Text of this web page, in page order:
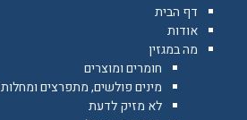
דף הבית
אודות
מה במגזין
חומרים ומוצרים
מינים פולשים, מתפרצים ומחלות
לא מזיק לדעת